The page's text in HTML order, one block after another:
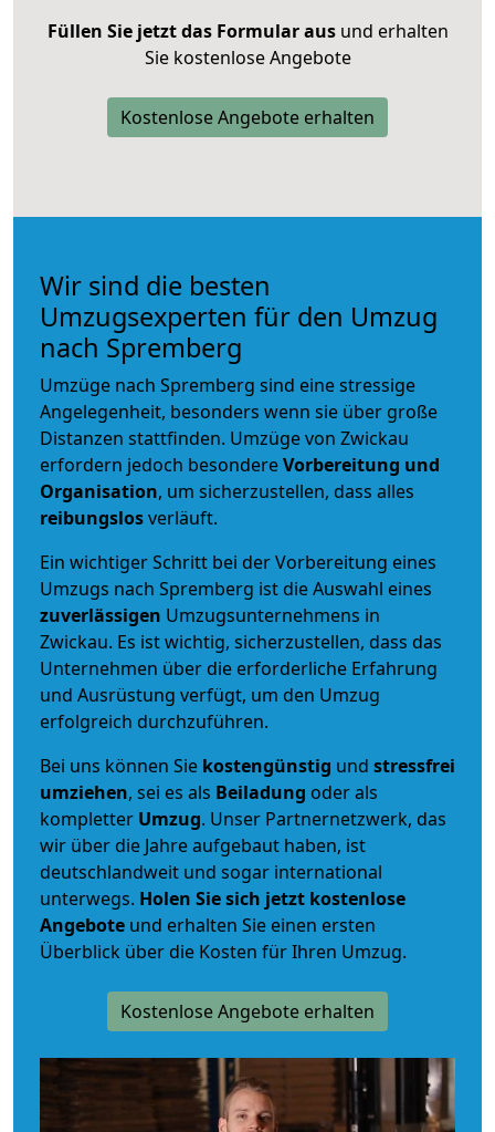
Füllen Sie jetzt das Formular ausund erhalten
Sie kostenlose Angebote
Kostenlose Angebote erhalten
Wir sind die besten
Umzugsexperten für den Umzug
nach Spremberg
Umzüge nach Spremberg sind eine stressige
Angelegenheit, besonders wenn sie über große
Distanzen stattfinden. Umzüge von Zwickau
erfordern jedoch besondereVorbereitung und
Organisation, um sicherzustellen, dass alles
reibungslosverläuft.
Ein wichtiger Schritt bei der Vorbereitung eines
Umzugs nach Spremberg ist die Auswahl eines
zuverlässigen Umzugsunternehmens in
Zwickau. Es ist wichtig, sicherzustellen, dass das
Unternehmen über die erforderliche Erfahrung
und Ausrüstung verfügt, um den Umzug
erfolgreich durchzuführen.
Bei uns können Sie kostengünstig und stressfrei
umziehen, sei es als Beiladung oder als
kompletter Umzug. Unser Partnernetzwerk, das
wir über die Jahre aufgebaut haben, ist
deutschlandweit und sogar international
unterwegs. Holen Sie sich jetzt kostenlose
Angebote und erhalten Sie einen ersten
Überblick über die Kosten für Ihren Umzug.
Kostenlose Angebote erhalten